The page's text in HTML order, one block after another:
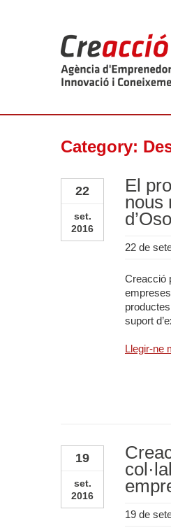
Category:
22
set.
2016
El
nous
22 de
Creacció
suport
Llegir-ne
19
set.
2016
19 de